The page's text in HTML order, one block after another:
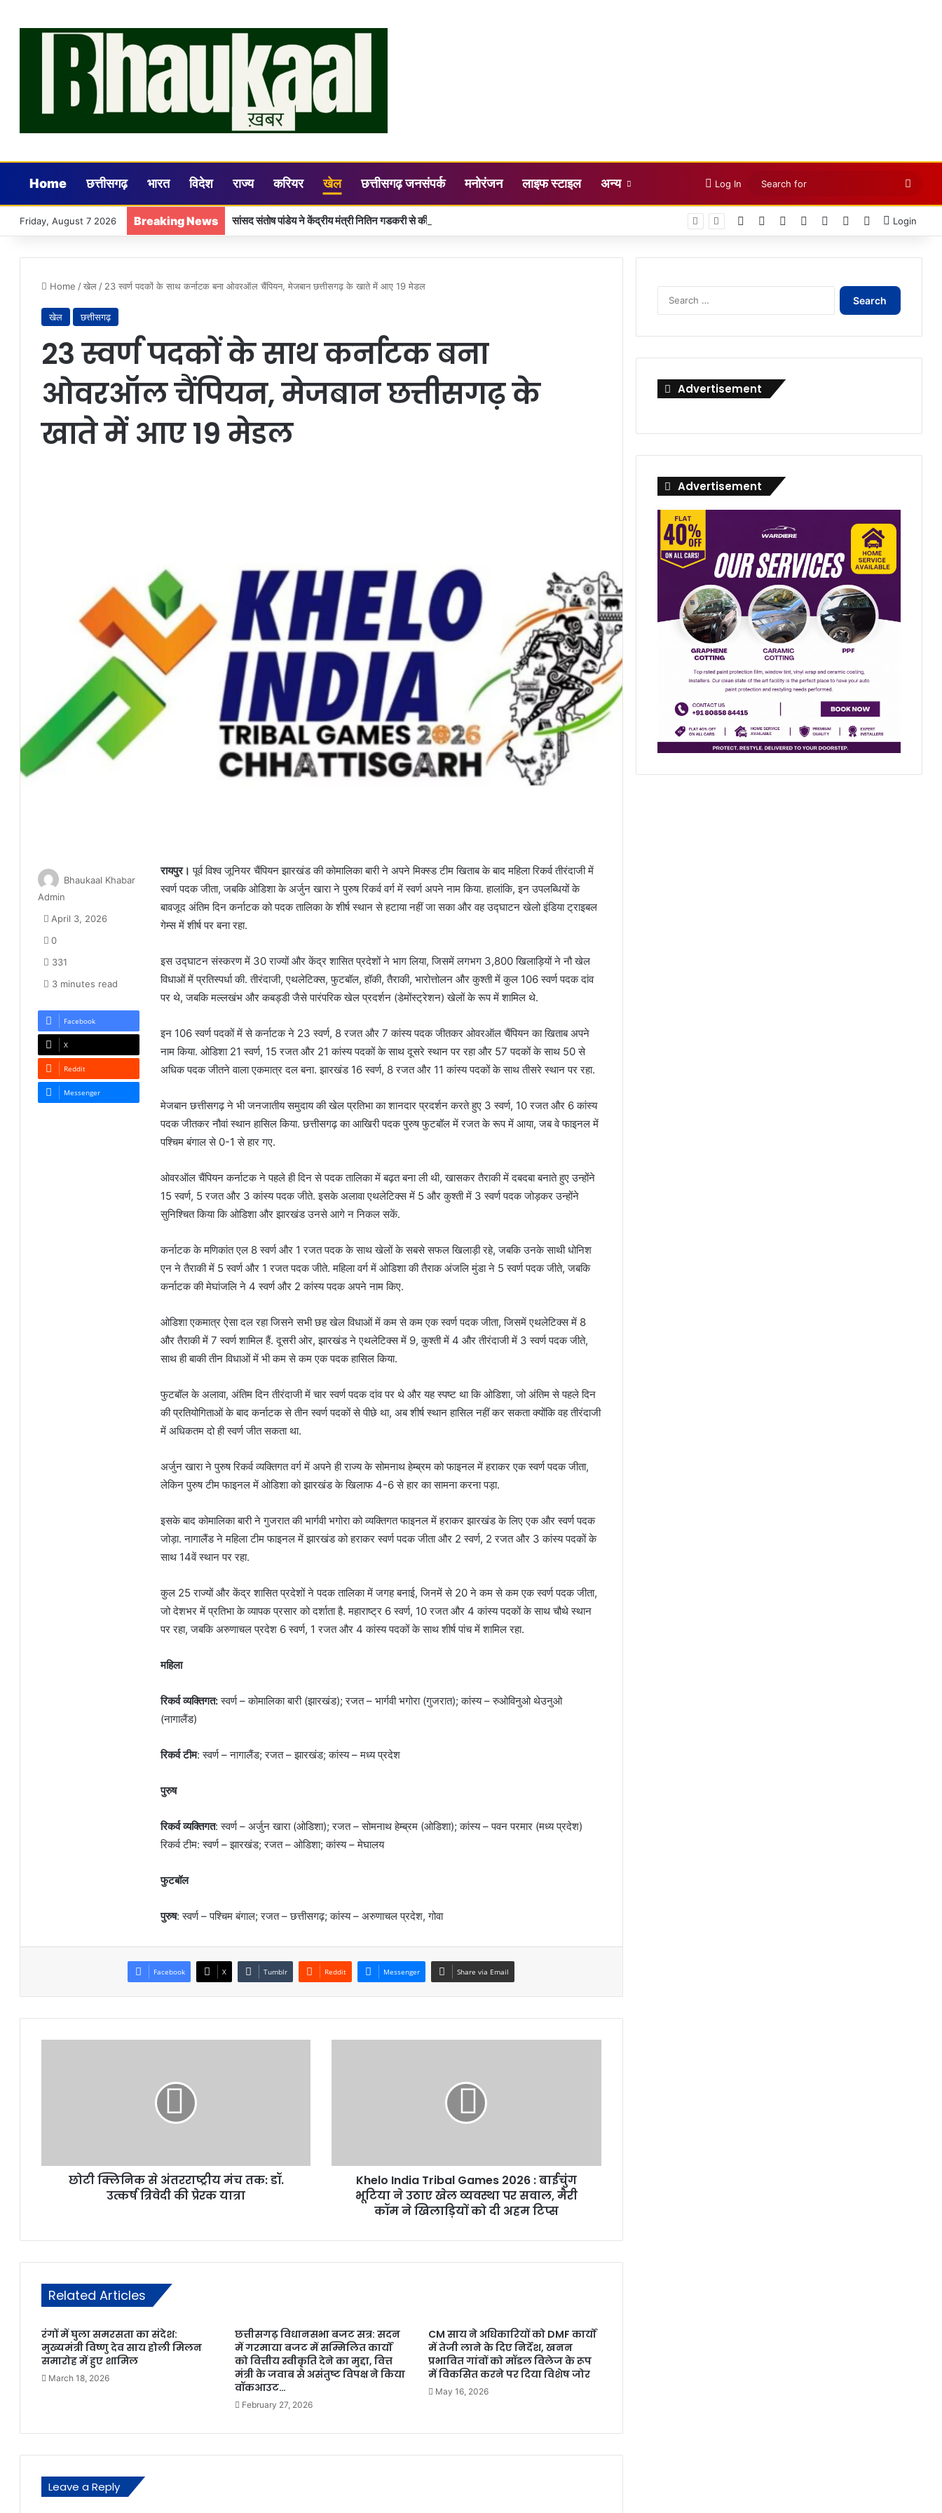
Home छत्तीसगढ़ भारत विदेश राज्य करियर खेल छत्तीसगढ़ जनसंपर्क मनोरंजन लाइफ स्टाइल अन्य Log In
for
Friday, August 7 2026 Breaking News Facebook LinkedInYouTubeInstagramTelegramWhatsApp
Login
Home / खेल / 23 स्वर्ण पदकों के साथ कर्नाटक बना ओवरऑल चैंपियन, मेजबान छत्तीसगढ़ के खाते में आए 19 मेडल
खेल छत्तीसगढ़
23 स्वर्ण पदकों के साथ कर्नाटक बना
ओवरऑल चैंपियन, मेजबान छत्तीसगढ़ के
खाते में आए 19 मेडल
रायपुर। पूर्व विश्व जूनियर चैंपियन झारखंड की कोमालिका बारी ने अपने मिक्स्ड टीम खिताब के बाद महिला रिकर्व तीरंदाजी में
स्वर्ण पदक जीता, जबकि ओडिशा के अर्जुन खारा ने पुरुष रिकर्व वर्ग में स्वर्ण अपने नाम किया. हालांकि, इन उपलब्धियों के
बावजूद अंतिम दिन कर्नाटक को पदक तालिका के शीर्ष स्थान से हटाया नहीं जा सका और वह उद्घाटन खेलो इंडिया ट्राइबल
गेम्स में शीर्ष पर बना रहा.
इस उद्घाटन संस्करण में 30 राज्यों और केंद्र शासित प्रदेशों ने भाग लिया, जिसमें लगभग 3,800 खिलाड़ियों ने नौ खेल
विधाओं में प्रतिस्पर्धा की. तीरंदाजी, एथलेटिक्स, फुटबॉल, हॉकी, तैराकी, भारोत्तोलन और कुश्ती में कुल 106 स्वर्ण पदक दांव
पर थे, जबकि मल्लखंभ और कबड्डी जैसे पारंपरिक खेल प्रदर्शन (डेमोंस्ट्रेशन) खेलों के रूप में शामिल थे.
इन 106 स्वर्ण पदकों में से कर्नाटक ने 23 स्वर्ण, 8 रजत और 7 कांस्य पदक जीतकर ओवरऑल चैंपियन का खिताब अपने
नाम किया. ओडिशा 21 स्वर्ण, 15 रजत और 21 कांस्य पदकों के साथ दूसरे स्थान पर रहा और 57 पदकों के साथ 50 से
अधिक पदक जीतने वाला एकमात्र दल बना. झारखंड 16 स्वर्ण, 8 रजत और 11 कांस्य पदकों के साथ तीसरे स्थान पर रहा.
मेजबान छत्तीसगढ़ ने भी जनजातीय समुदाय की खेल प्रतिभा का शानदार प्रदर्शन करते हुए 3 स्वर्ण, 10 रजत और 6 कांस्य
पदक जीतकर नौवां स्थान हासिल किया. छत्तीसगढ़ का आखिरी पदक पुरुष फुटबॉल में रजत के रूप में आया, जब वे फाइनल में
पश्चिम बंगाल से 0-1 से हार गए.
ओवरऑल चैंपियन कर्नाटक ने पहले ही दिन से पदक तालिका में बढ़त बना ली थी, खासकर तैराकी में दबदबा बनाते हुए उन्होंने
15 स्वर्ण, 5 रजत और 3 कांस्य पदक जीते. इसके अलावा एथलेटिक्स में 5 और कुश्ती में 3 स्वर्ण पदक जोड़कर उन्होंने
सुनिश्चित किया कि ओडिशा और झारखंड उनसे आगे न निकल सकें.
कर्नाटक के मणिकांत एल 8 स्वर्ण और 1 रजत पदक के साथ खेलों के सबसे सफल खिलाड़ी रहे, जबकि उनके साथी धोनिश
एन ने तैराकी में 5 स्वर्ण और 1 रजत पदक जीते. महिला वर्ग में ओडिशा की तैराक अंजलि मुंडा ने 5 स्वर्ण पदक जीते, जबकि
कर्नाटक की मेघांजलि ने 4 स्वर्ण और 2 कांस्य पदक अपने नाम किए.
ओडिशा एकमात्र ऐसा दल रहा जिसने सभी छह खेल विधाओं में कम से कम एक स्वर्ण पदक जीता, जिसमें एथलेटिक्स में 8
और तैराकी में 7 स्वर्ण शामिल हैं. दूसरी ओर, झारखंड ने एथलेटिक्स में 9, कुश्ती में 4 और तीरंदाजी में 3 स्वर्ण पदक जीते,
साथ ही बाकी तीन विधाओं में भी कम से कम एक पदक हासिल किया.
फुटबॉल के अलावा, अंतिम दिन तीरंदाजी में चार स्वर्ण पदक दांव पर थे और यह स्पष्ट था कि ओडिशा, जो अंतिम से पहले दिन
की प्रतियोगिताओं के बाद कर्नाटक से तीन स्वर्ण पदकों से पीछे था, अब शीर्ष स्थान हासिल नहीं कर सकता क्योंकि वह तीरंदाजी
में अधिकतम दो ही स्वर्ण जीत सकता था.
अर्जुन खारा ने पुरुष रिकर्व व्यक्तिगत वर्ग में अपने ही राज्य के सोमनाथ हेम्ब्रम को फाइनल में हराकर एक स्वर्ण पदक जीता,
लेकिन पुरुष टीम फाइनल में ओडिशा को झारखंड के खिलाफ 4-6 से हार का सामना करना पड़ा.
इसके बाद कोमालिका बारी ने गुजरात की भार्गवी भगोरा को व्यक्तिगत फाइनल में हराकर झारखंड के लिए एक और स्वर्ण पदक
जोड़ा. नागालैंड ने महिला टीम फाइनल में झारखंड को हराकर स्वर्ण पदक जीता और 2 स्वर्ण, 2 रजत और 3 कांस्य पदकों के
साथ 14वें स्थान पर रहा.
कुल 25 राज्यों और केंद्र शासित प्रदेशों ने पदक तालिका में जगह बनाई, जिनमें से 20 ने कम से कम एक स्वर्ण पदक जीता,
जो देशभर में प्रतिभा के व्यापक प्रसार को दर्शाता है. महाराष्ट्र 6 स्वर्ण, 10 रजत और 4 कांस्य पदकों के साथ चौथे स्थान
पर रहा, जबकि अरुणाचल प्रदेश 6 स्वर्ण, 1 रजत और 4 कांस्य पदकों के साथ शीर्ष पांच में शामिल रहा.
महिला
रिकर्व व्यक्तिगत:स्वर्ण – कोमालिका बारी (झारखंड); रजत – भार्गवी भगोरा (गुजरात); कांस्य – रुओविनुओ थेउनुओ
(नागालैंड)
रिकर्व टीम: स्वर्ण – नागालैंड; रजत – झारखंड; कांस्य – मध्य प्रदेश
पुरुष
रिकर्व व्यक्तिगत: स्वर्ण – अर्जुन खारा (ओडिशा); रजत – सोमनाथ हेम्ब्रम (ओडिशा); कांस्य – पवन परमार (मध्य प्रदेश)
रिकर्व टीम: स्वर्ण – झारखंड; रजत – ओडिशा; कांस्य – मेघालय
फुटबॉल
पुरुष: स्वर्ण – पश्चिम बंगाल; रजत – छत्तीसगढ़; कांस्य – अरुणाचल प्रदेश, गोवा
Bhaukaal Khabar
Admin
April 3, 2026
0
331
3 minutes read
Facebook
X
Reddit
Messenger
Facebook X Tumblr Reddit Messenger Share via Email
छोटी क्लिनिक से अंतरराष्ट्रीय मंच तक: डॉ.
उत्कर्ष त्रिवेदी की प्रेरक यात्रा
Khelo India Tribal Games 2026 : बाईचुंग
भूटिया ने उठाए खेल व्यवस्था पर सवाल, मैरी
कॉम ने खिलाड़ियों को दी अहम टिप्स
Related Articles
रंगों में घुला समरसता का संदेश:
मुख्यमंत्री विष्णु देव साय होली मिलन
समारोह में हुए शामिल
March 18, 2026
छत्तीसगढ़ विधानसभा बजट सत्र: सदन
में गरमाया बजट में सम्मिलित कार्यों
को वित्तीय स्वीकृति देने का मुद्दा, वित्त
मंत्री के जवाब से असंतुष्ट विपक्ष ने किया
वॉकआउट…
February 27, 2026
CM साय ने अधिकारियों को DMF कार्यों
में तेजी लाने के दिए निर्देश, खनन
प्रभावित गांवों को मॉडल विलेज के रूप
में विकसित करने पर दिया विशेष जोर
May 16, 2026
Leave a Reply
Search
Advertisement
Advertisement